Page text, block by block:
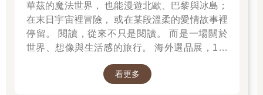
痛哭失聲的蔡欣頤，在姚淇的脅迫下不得不繼續與她進行下一回
合，姚淇姿態大方地宣稱，蔡欣頤也可以用她這種方式划拳。
但是蔡欣頤哪敢真的動手打姚淇？因此就算她贏了，仍乖乖照著
遊戲原本的規則行事；然而只要姚淇贏了，她就會繼續挨巴掌。
華茲的魔法世界， 也能漫遊北歐、巴黎與冰島；
在末日宇宙裡冒險， 或在某段溫柔的愛情故事裡
停留。 閱讀，從來不只是閱讀。 而是一場關於
世界、想像與生活感的旅行。 海外選品展，1折
看更多